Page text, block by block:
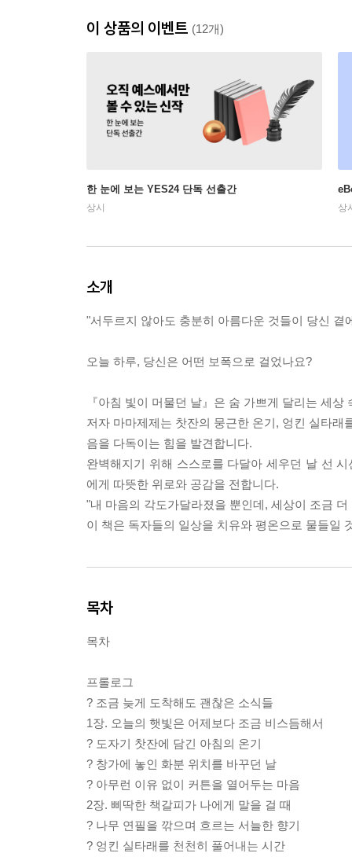
이 상품의 이벤트 (12개)
한 눈에 보는 YES24 단독 선출간
상시 상
소개
"서두르지 않아도 충분히 아름다운 것들이 당신 곁
오늘 하루, 당신은 어떤 보폭으로 걸었나요?
『아침 빛이 머물던 날』은 숨 가쁘게 달리는 세
저자 마마제제는 찻잔의 뭉근한 온기, 엉킨 실타
음을 다독이는 힘을 발견합니다.
완벽해지기 위해 스스로를 다달아 세우던 날 선
에게 따뜻한 위로와 공감을 전합니다.
"내 마음의 각도가달라졌을 뿐인데, 세상이 조금
이 책은 독자들의 일상을 치유와 평온으로 물들일
목차
목차
프롤로그
? 조금 늦게 도착해도 괜찮은 소식들
1장. 오늘의 햇빛은 어제보다 조금 비스듬해서
? 도자기 찻잔에 담긴 아침의 온기
? 창가에 놓인 화분 위치를 바꾸던 날
? 아무런 이유 없이 커튼을 열어두는 마음
2장. 삐딱한 책갈피가 나에게 말을 걸 때
? 나무 연필을 깎으며 흐르는 서늘한 향기
? 엉킨 실타래를 천천히 풀어내는 시간